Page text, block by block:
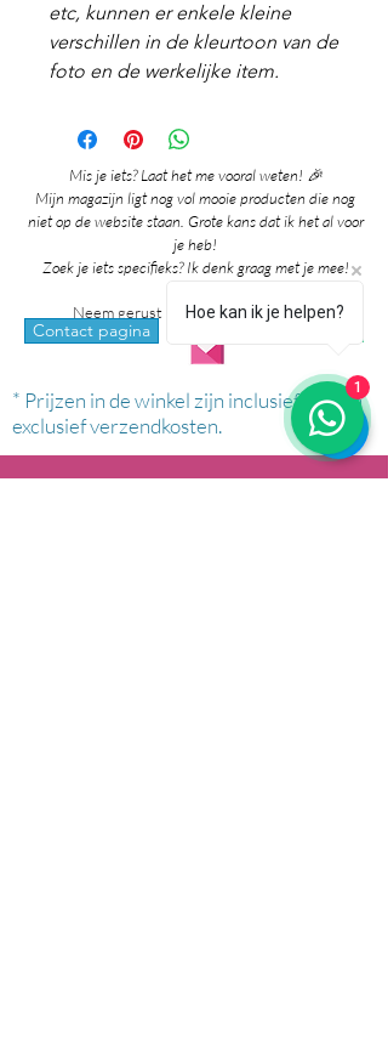
etc, kunnen er enkele kleine
verschillen in de kleurtoon van de
foto en de werkelijke item.
Mis je iets? Laat het me vooral weten! 🎉
Mijn magazijn ligt nog vol mooie producten die nog
niet op de website staan. Grote kans dat ik het al voor
je heb!
Zoek je iets specifieks? Ik denk graag met je mee!
Neem gerust contact met me op via:
Contact pagina whatsapp
* Prijzen in de winkel zijn inclusief btw en
exclusief verzendkosten.
Hoe kan ik je helpen?
1